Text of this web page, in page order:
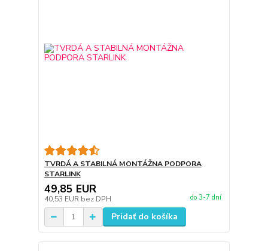
TVRDÁ A STABILNÁ MONTÁŽNA PODPORA
STARLINK
49,85 EUR
40,53 EUR bez DPH do 3-7 dní
Pridať do košíka